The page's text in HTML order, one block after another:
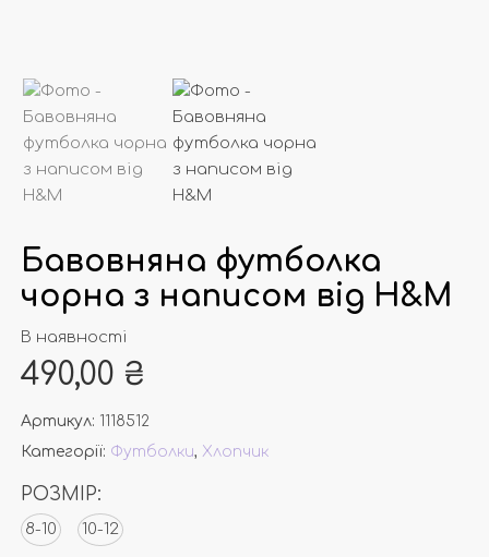
Бавовняна футболка
чорна з написом від Н&М
В наявності
490,00 ₴
Артикул: 1118512
Категорії: Футболки, Хлопчик
РОЗМІР:
8-10 10-12